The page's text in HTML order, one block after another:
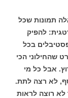
תמונות שכל
להפיק
בכל
שהחילוני הכי
אבל כל מי
לא רצה לתת.
לא רוצה לראות